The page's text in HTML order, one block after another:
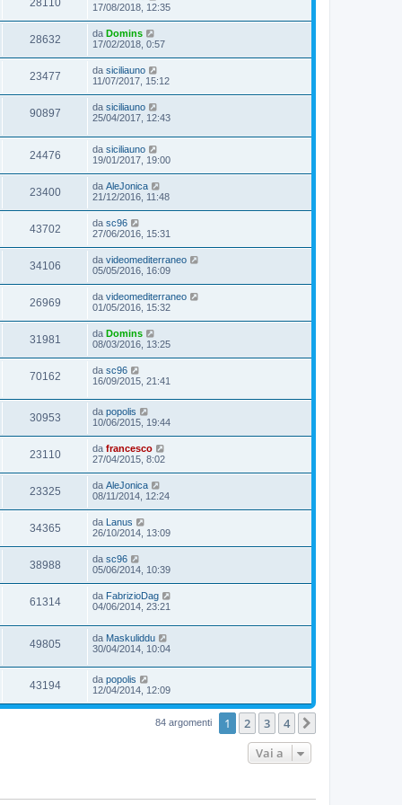
28110
17/08/2018, 12:35
28632 da Domins
17/02/2018, 0:57
23477 da siciliauno
11/07/2017, 15:12
90897 da siciliauno
25/04/2017, 12:43
24476 da siciliauno
19/01/2017, 19:00
23400 da AleJonica
21/12/2016, 11:48
43702 da sc96
27/06/2016, 15:31
34106 da videomediterraneo
05/05/2016, 16:09
26969 da videomediterraneo
01/05/2016, 15:32
31981 da Domins
08/03/2016, 13:25
70162 da sc96
16/09/2015, 21:41
30953 da popolis
10/06/2015, 19:44
23110 da francesco
27/04/2015, 8:02
23325 da AleJonica
08/11/2014, 12:24
34365 da
Lanus
26/10/2014, 13:09
38988 da sc96
05/06/2014, 10:39
61314 da FabrizioDag
04/06/2014, 23:21
49805 da Maskuliddu
30/04/2014, 10:04
43194 da popolis
12/04/2014, 12:09
84 argomenti 1 2 3 4
Vai a